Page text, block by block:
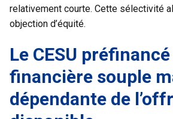
relativement courte. Cette sélectivité
objection d’équité.
Le CESU
financière souple
dépendante de